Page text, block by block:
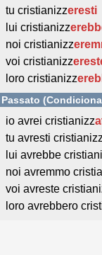
tu cristianizzeresti
lui cristianizz
noi cristianizz
voi cristianizz
loro cristianizz
Passato
io avrei cristianizz
tu avresti cristianizz
lui avrebbe
noi avremmo
voi avreste
loro avrebbero